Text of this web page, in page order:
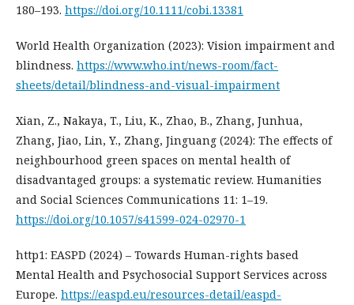
180–193. https://doi.org/10.1111/cobi.13381
World Health Organization (2023): Vision impairment and
blindness. https://www.who.int/news-room/fact-
sheets/detail/blindness-and-visual-impairment
Xian, Z., Nakaya, T., Liu, K., Zhao, B., Zhang, Junhua,
Zhang, Jiao, Lin, Y., Zhang, Jinguang (2024): The effects of
neighbourhood green spaces on mental health of
disadvantaged groups: a systematic review. Humanities
and Social Sciences Communications 11: 1–19.
https://doi.org/10.1057/s41599-024-02970-1
http1: EASPD (2024) – Towards Human-rights based
Mental Health and Psychosocial Support Services across
Europe. https://easpd.eu/resources-detail/easpd-